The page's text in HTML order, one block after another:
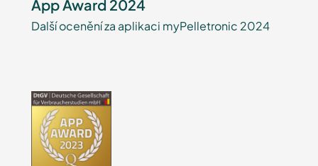
App Award 2024
Další ocenění za aplikaci myPelletronic 2024